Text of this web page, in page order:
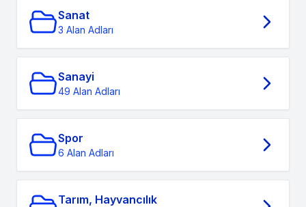
Sanat
3 Alan Adları
Sanayi
49 Alan Adları
Spor
6 Alan Adları
Tarım, Hayvancılık